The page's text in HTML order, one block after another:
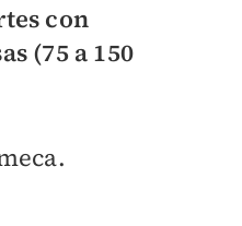
con
(75 a 150